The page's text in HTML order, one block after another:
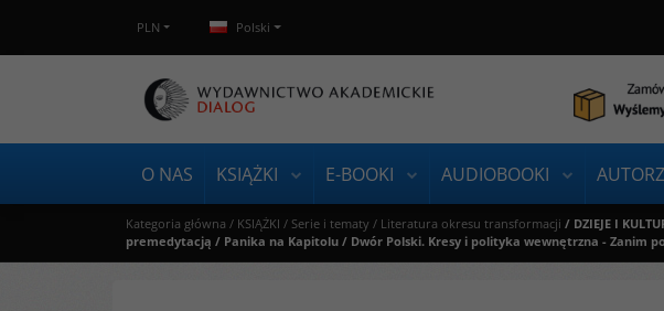
PLN Polski
O NAS KSIĄŻKI E-BOOKI AUDIOBOOKI
Kategoria główna / KSIĄŻKI / Serie i tematy / Literatura okresu transformacji / DZIEJE I
premedytacją / Panika na Kapitolu / Dwór Polski. Kresy i polityka wewnętrzna - Zanim